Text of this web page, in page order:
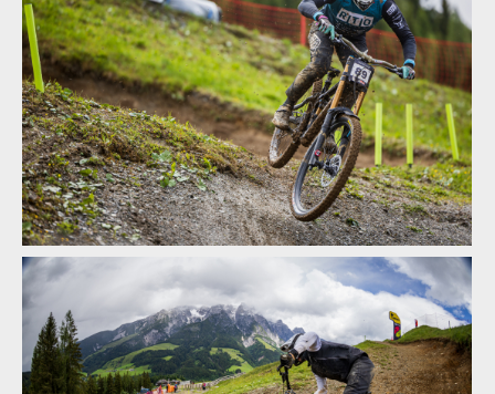
Textem i obrazem: Vojta Hanák přiblíží Světový pohár
v rakouském Leogangu
Textem i obrazem: Vojta Hanák přiblíží Světový pohár
v rakouském Leogangu
Textem i obrazem: Vojta Hanák přiblíží Světový pohár
v rakouském Leogangu
Textem i obrazem: Vojta Hanák přiblíží Světový pohár
v rakouském Leogangu
Textem i obrazem: Vojta Hanák přiblíží Světový pohár